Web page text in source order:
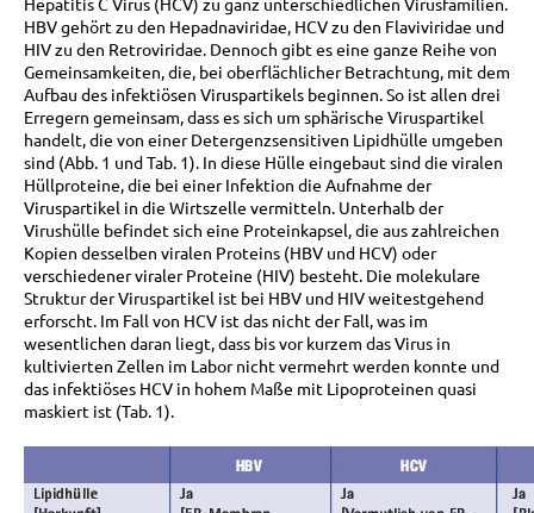
HBV gehört zu den Hepadnaviridae, HCV zu den Flaviviridae und
HIV zu den Retroviridae. Dennoch gibt es eine ganze Reihe von
Gemeinsamkeiten, die, bei oberflächlicher Betrachtung, mit dem
Aufbau des infektiösen Viruspartikels beginnen. So ist allen drei
Erregern gemeinsam, dass es sich um sphärische Viruspartikel
handelt, die von einer Detergenzsensitiven Lipidhülle umgeben
sind (Abb. 1 und Tab. 1). In diese Hülle eingebaut sind die viralen
Hüllproteine, die bei einer Infektion die Aufnahme der
Viruspartikel in die Wirtszelle vermitteln. Unterhalb der
Virushülle befindet sich eine Proteinkapsel, die aus zahlreichen
Kopien desselben viralen Proteins (HBV und HCV) oder
verschiedener viraler Proteine (HIV) besteht. Die molekulare
Struktur der Viruspartikel ist bei HBV und HIV weitestgehend
erforscht. Im Fall von HCV ist das nicht der Fall, was im
wesentlichen daran liegt, dass bis vor kurzem das Virus in
kultivierten Zellen im Labor nicht vermehrt werden konnte und
das infektiöses HCV in hohem Maße mit Lipoproteinen quasi
maskiert ist (Tab. 1).